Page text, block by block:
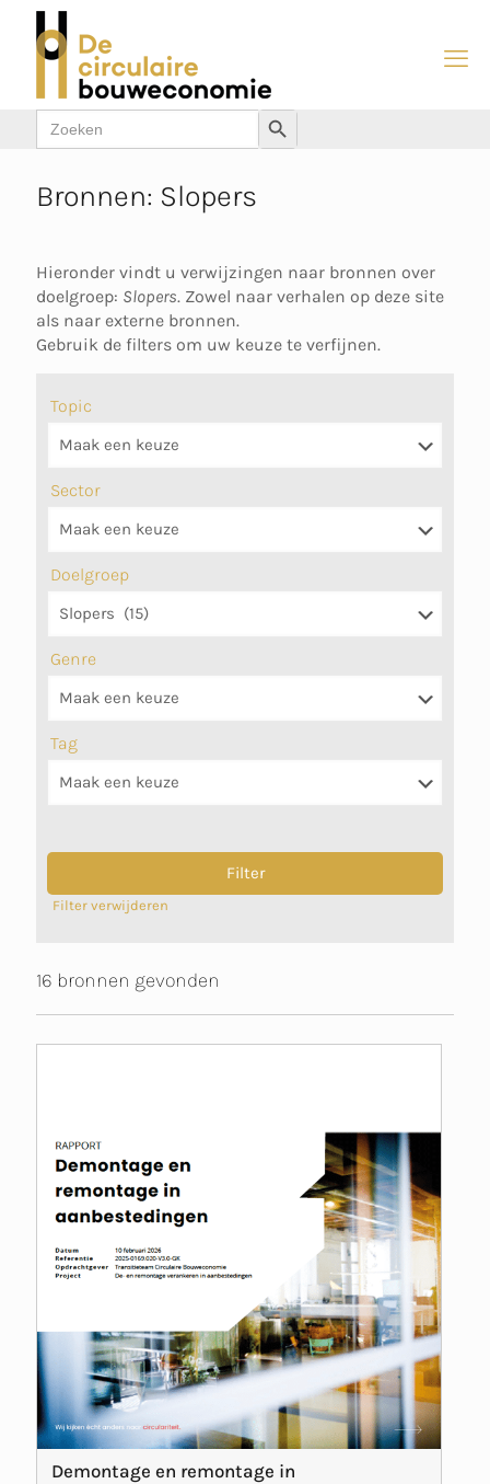
Zoek
naar:
Zoekknop
Bronnen: Slopers
Hieronder vindt u verwijzingen naar bronnen over
doelgroep: Slopers. Zowel naar verhalen op deze site
als naar externe bronnen.
Gebruik de filters om uw keuze te verfijnen.
Topic
Sector
Doelgroep
Genre
Tag
Filter verwijderen
16 bronnen gevonden
Demontage en remontage in